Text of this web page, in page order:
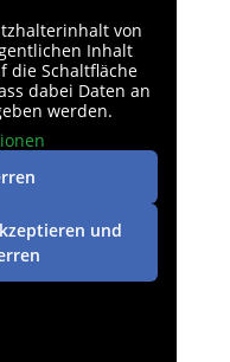
von
Inhalt
die Schaltfläche
dabei Daten an
werden.
und